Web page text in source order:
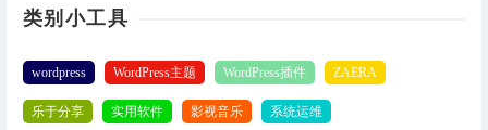
类别小工具
wordpress WordPress主题 WordPress插件 ZAERA
乐于分享 实用软件 影视音乐 系统运维